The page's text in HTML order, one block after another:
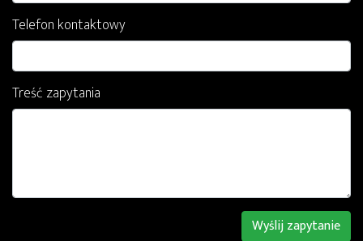
Telefon kontaktowy
Treść zapytania
Wyślij zapytanie